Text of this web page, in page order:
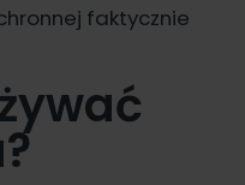
faktycznie